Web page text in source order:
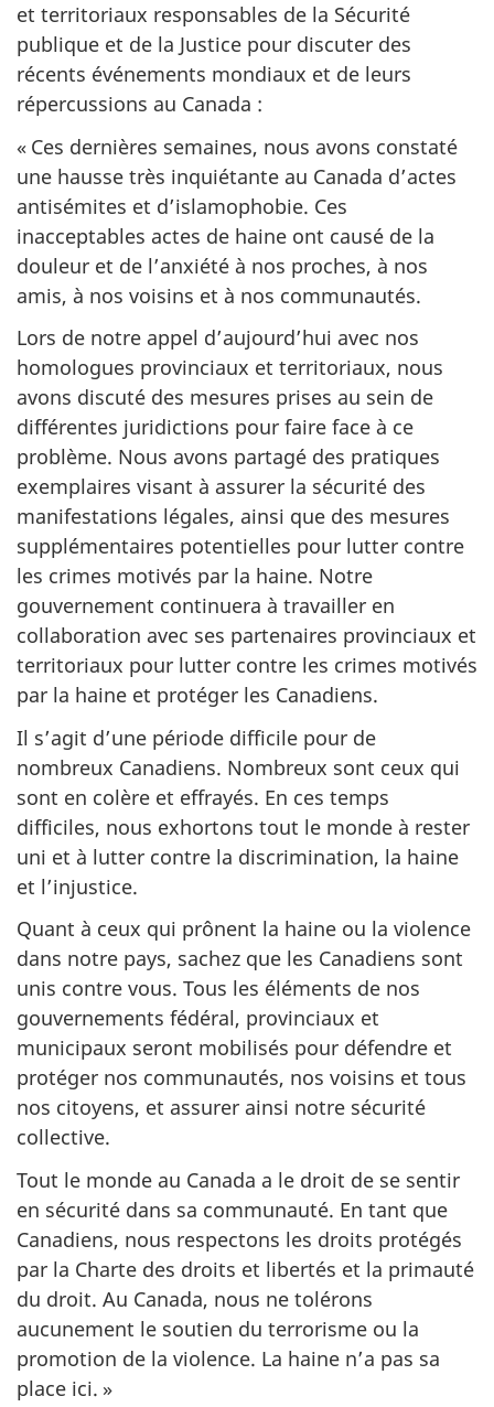
et territoriaux responsables de la Sécurité
publique et de la Justice pour discuter des
récents événements mondiaux et de leurs
répercussions au Canada :
« Ces dernières semaines, nous avons constaté
une hausse très inquiétante au Canada d’actes
antisémites et d’islamophobie. Ces
inacceptables actes de haine ont causé de la
douleur et de l’anxiété à nos proches, à nos
amis, à nos voisins et à nos communautés.
Lors de notre appel d’aujourd’hui avec nos
homologues provinciaux et territoriaux, nous
avons discuté des mesures prises au sein de
différentes juridictions pour faire face à ce
problème. Nous avons partagé des pratiques
exemplaires visant à assurer la sécurité des
manifestations légales, ainsi que des mesures
supplémentaires potentielles pour lutter contre
les crimes motivés par la haine. Notre
gouvernement continuera à travailler en
collaboration avec ses partenaires provinciaux et
territoriaux pour lutter contre les crimes motivés
par la haine et protéger les Canadiens.
Il s’agit d’une période difficile pour de
nombreux Canadiens. Nombreux sont ceux qui
sont en colère et effrayés. En ces temps
difficiles, nous exhortons tout le monde à rester
uni et à lutter contre la discrimination, la haine
et l’injustice.
Quant à ceux qui prônent la haine ou la violence
dans notre pays, sachez que les Canadiens sont
unis contre vous. Tous les éléments de nos
gouvernements fédéral, provinciaux et
municipaux seront mobilisés pour défendre et
protéger nos communautés, nos voisins et tous
nos citoyens, et assurer ainsi notre sécurité
collective.
Tout le monde au Canada a le droit de se sentir
en sécurité dans sa communauté. En tant que
Canadiens, nous respectons les droits protégés
par la Charte des droits et libertés et la primauté
du droit. Au Canada, nous ne tolérons
aucunement le soutien du terrorisme ou la
promotion de la violence. La haine n’a pas sa
place ici. »